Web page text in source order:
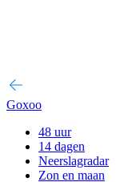
Goxoo
48 uur
14 dagen
Neerslagradar
Zon en maan